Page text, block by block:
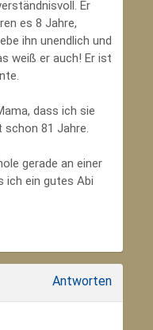
Er
es 8 Jahre,
ihn unendlich und
weiß er auch! Er ist
dass ich sie
schon 81 Jahre.
gerade an einer
ich ein gutes Abi
Antworten